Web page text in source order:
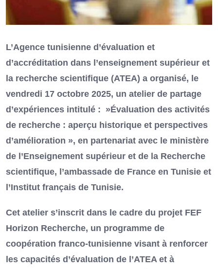
L’Agence tunisienne d’évaluation et
d’accréditation dans l’enseignement supérieur et
la recherche scientifique (ATEA) a organisé, le
vendredi 17 octobre 2025, un atelier de partage
d’expériences intitulé : »Évaluation des activités
de recherche : aperçu historique et perspectives
d’amélioration », en partenariat avec le ministère
de l’Enseignement supérieur et de la Recherche
scientifique, l’ambassade de France en Tunisie et
l’Institut français de Tunisie.
Cet atelier s’inscrit dans le cadre du projet FEF
Horizon Recherche, un programme de
coopération franco-tunisienne visant à renforcer
les capacités d’évaluation de l’ATEA et à